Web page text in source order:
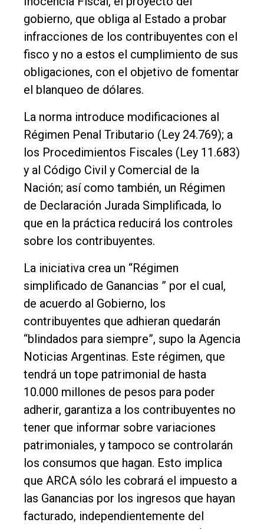
Entrevistas
Rural
Deportes
Fúnebres
Edición
Empresa
Nosotros
Contacto
gobierno, que obliga al Estado a probar
infracciones de los contribuyentes con el
fisco y no a estos el cumplimiento de sus
obligaciones, con el objetivo de fomentar
el blanqueo de dólares.
La norma introduce modificaciones al
Régimen Penal Tributario (Ley 24.769); a
los Procedimientos Fiscales (Ley 11.683)
y al Código Civil y Comercial de la
Nación; así como también, un Régimen
de Declaración Jurada Simplificada, lo
que en la práctica reducirá los controles
sobre los contribuyentes.
La iniciativa crea un “Régimen
simplificado de Ganancias ” por el cual,
de acuerdo al Gobierno, los
contribuyentes que adhieran quedarán
“blindados para siempre”, supo la Agencia
Noticias Argentinas. Este régimen, que
tendrá un tope patrimonial de hasta
10.000 millones de pesos para poder
adherir, garantiza a los contribuyentes no
tener que informar sobre variaciones
patrimoniales, y tampoco se controlarán
los consumos que hagan. Esto implica
que ARCA sólo les cobrará el impuesto a
las Ganancias por los ingresos que hayan
facturado, independientemente del